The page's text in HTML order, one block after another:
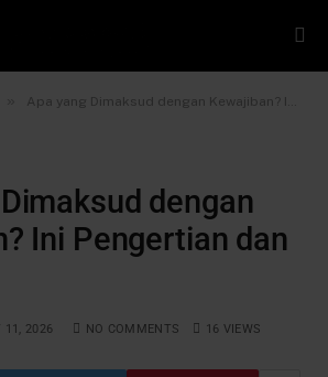
Apa yang Dimaksud dengan Kewajiban? Ini Pengertian dan Jenisnya
dengan
Ini Pengertian dan
11, 2026 NO COMMENTS 16 VIEWS